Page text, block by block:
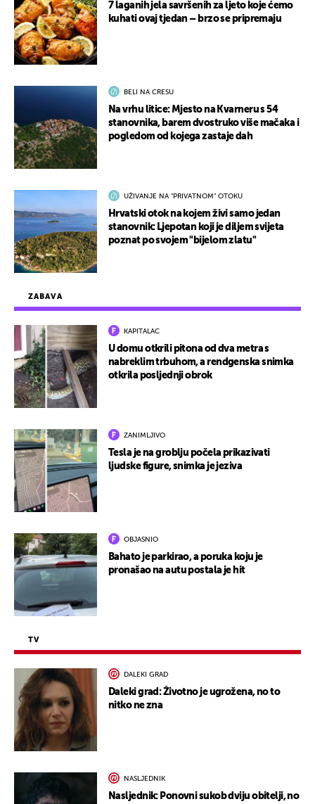
ZABAVA
KAPITALAC
U domu otkrili pitona od dva metra s
nabreklim trbuhom, a rendgenska snimka
otkrila posljednji obrok
ZANIMLJIVO
Tesla je na groblju počela prikazivati
ljudske figure, snimka je jeziva
OBJASNIO
Bahato je parkirao, a poruka koju je
pronašao na autu postala je hit
TV
DALEKI GRAD
Daleki grad: Životno je ugrožena, no to
nitko ne zna
NASLJEDNIK
Nasljednik: Ponovni sukob dviju obitelji, no
7 laganih jela savršenih za ljeto koje ćemo
kuhati ovaj tjedan – brzo se pripremaju
BELI NA CRESU
Na vrhu litice: Mjesto na Kvarneru s 54
stanovnika, barem dvostruko više mačaka i
pogledom od kojega zastaje dah
UŽIVANJE NA "PRIVATNOM" OTOKU
Hrvatski otok na kojem živi samo jedan
stanovnik: Ljepotan koji je diljem svijeta
poznat po svojem "bijelom zlatu"